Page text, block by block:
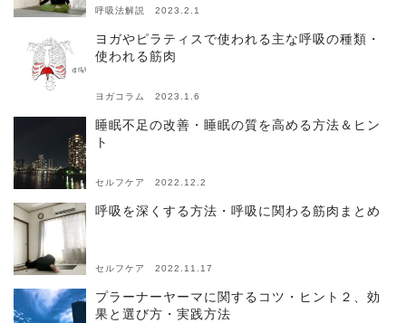
呼吸法解説 2023.2.1
ヨガやピラティスで使われる主な呼吸の種類・
使われる筋肉
ヨガコラム 2023.1.6
睡眠不足の改善・睡眠の質を高める方法＆ヒン
ト
セルフケア 2022.12.2
呼吸を深くする方法・呼吸に関わる筋肉まとめ
セルフケア 2022.11.17
プラーナーヤーマに関するコツ・ヒント２、効
果と選び方・実践方法